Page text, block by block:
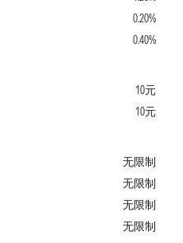
0.20%
0.40%
10元
10元
无限制
无限制
无限制
无限制